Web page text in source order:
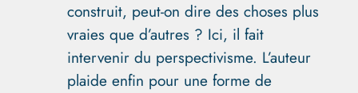
construit, peut-on dire des choses plus
vraies que d’autres ? Ici, il fait
intervenir du perspectivisme. L’auteur
plaide enfin pour une forme de